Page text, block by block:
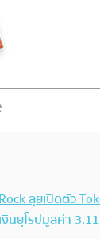
ลุยเปิดตัว
นยุโรปมูลค่า